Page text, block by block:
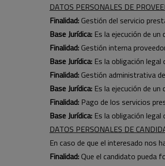
DATOS PERSONALES DE
Finalidad:Gestión del servicio
Base Jurídica: Es la ejecución de
Finalidad:Gestión interna
Base Jurídica: Es la obligación
Finalidad:Gestión administrativa
Base Jurídica: Es la ejecución de
Finalidad: Pago de los servicios
Base Jurídica: Es la obligación
DATOS PERSONALES DE
En caso de que el interesado nos
Finalidad:Que el candidato pueda